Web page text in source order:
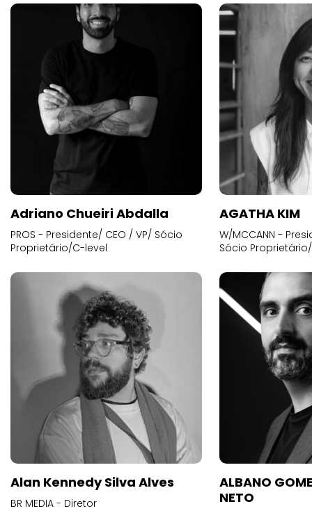
Adriano Chueiri Abdalla
PROS - Presidente/ CEO / VP/ Sócio
Proprietário/C-level
AGATHA KIM
W/MCCANN -
Sócio
Alan Kennedy Silva Alves
BR MEDIA - Diretor
ALBANO
NETO